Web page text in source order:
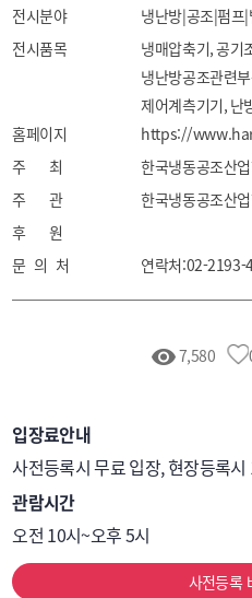
전시분야
냉난방|공조|펌프
전시품목
냉매압축기, 공기
냉난방공조관련
제어계측기기, 난
클린룸
홈페이지
https://
주 최
한국냉동공조산
주 관
한국냉동공조산
후 원
문 의 처
연락처:02-
7,580
입장료안내
사전등록시 무료 입장, 현장등록시
관람시간
오전 10시~오후 5시
사전등록